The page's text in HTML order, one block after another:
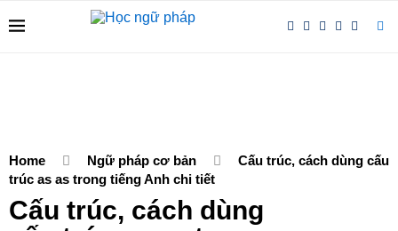
Home Ngữ pháp cơ bản
Cấu trúc, cách dùng cấu
trúc as as trong tiếng Anh chi tiết
Cấu trúc, cách dùng